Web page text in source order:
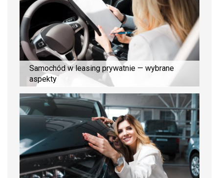
Samochód w leasing prywatnie — wybrane
aspekty